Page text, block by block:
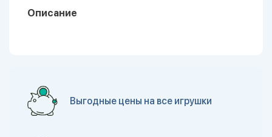
Описание
Выгодные цены на все игрушки